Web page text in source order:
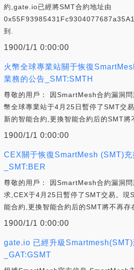
約,gate.io已經將SMT合約地址由
到.
1900/1/1 0:00:00
火幣全球專業站關于恢復
業務的公告_SMT:SMTH
尊敬的用戶： 因SmartMesh合約漏洞
幣全球專業站于4月25日暫停了SMT交
新的智能合約,更換智能合約后的SMT將
1900/1/1 0:00:00
CEX關于恢復SmartMesh (SMT)充
_SMT:BER
尊敬的用戶： 因SmartMesh合約漏洞
求,CEX于4月25日暫停了SMT交易。現
能合約,更換智能合約后的SMT將不再存
1900/1/1 0:00:00
gate.io 已經升級Smartmesh(SMT)
_GAT:GSMT